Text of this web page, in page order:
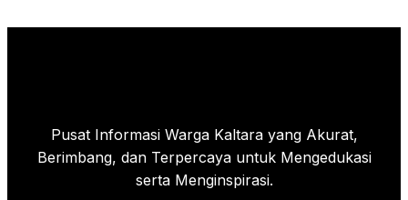
Pusat Informasi Warga Kaltara yang Akurat,
Berimbang, dan Terpercaya untuk Mengedukasi
serta Menginspirasi.